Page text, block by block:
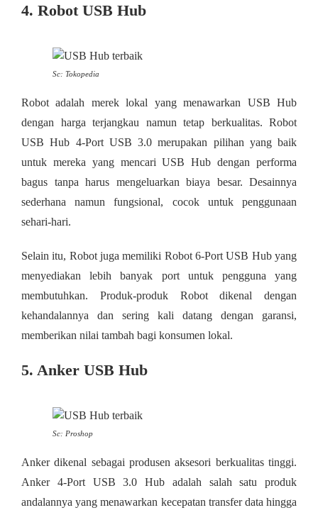
4. Robot USB Hub
Sc: Tokopedia
Robot adalah merek lokal yang menawarkan USB Hub
dengan harga terjangkau namun tetap berkualitas. Robot
USB Hub 4-Port USB 3.0 merupakan pilihan yang baik
untuk mereka yang mencari USB Hub dengan performa
bagus tanpa harus mengeluarkan biaya besar. Desainnya
sederhana namun fungsional, cocok untuk penggunaan
sehari-hari.
Selain itu, Robot juga memiliki Robot 6-Port USB Hub yang
menyediakan lebih banyak port untuk pengguna yang
membutuhkan. Produk-produk Robot dikenal dengan
kehandalannya dan sering kali datang dengan garansi,
memberikan nilai tambah bagi konsumen lokal.
5. Anker USB Hub
Sc: Proshop
Anker dikenal sebagai produsen aksesori berkualitas tinggi.
Anker 4-Port USB 3.0 Hub adalah salah satu produk
andalannya yang menawarkan kecepatan transfer data hingga